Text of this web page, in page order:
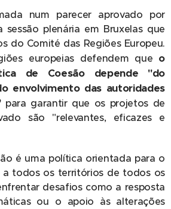
num parecer aprovado por
sessão plenária em Bruxelas que
do Comité das Regiões Europeu.
europeias defendem que o
de Coesão depende "do
envolvimento das autoridades
para garantir que os projetos de
são "relevantes, eficazes e
é uma política orientada para o
todos os territórios de todos os
desafios como a resposta
ou o apoio às alterações